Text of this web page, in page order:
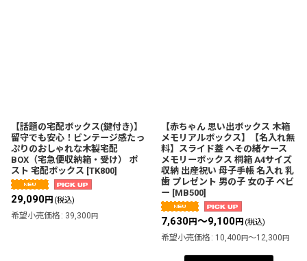
【話題の宅配ボックス(鍵付き)】
留守でも安心！ビンテージ感たっ
ぷりのおしゃれな木製宅配
BOX（宅急便収納箱・受け） ポ
スト 宅配ボックス [TK800]
29,090円 (税込)
希望小売価格 : 39,300 円
【赤ちゃん 思い出ボックス 木箱
メモリアルボックス】【名入れ無
料】スライド蓋 へその緒ケース
メモリーボックス 桐箱 A4サイズ
収納 出産祝い 母子手帳 名入れ 乳
歯 プレゼント 男の子 女の子 ベビ
ー [MB500]
7,630円～9,100円 (税込)
希望小売価格 : 10,400 円～12,300 円